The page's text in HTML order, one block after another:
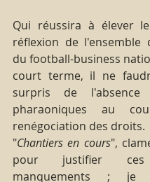
Qui réussira à élever
réflexion de l'ensemble
du football-business
court terme, il ne
surpris de l'absence
pharaoniques au
renégociation des droits.
"Chantiers en cours",
pour justifier ces
manquements ; je